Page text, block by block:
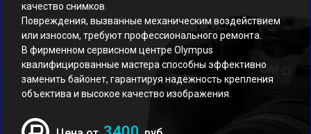
качество снимков.
Повреждения, вызванные механическим воздействием
или износом, требуют профессионального ремонта.
В фирменном сервисном центре Olympus
квалифицированные мастера способны эффективно
заменить байонет, гарантируя надежность крепления
объектива и высокое качество изображения.